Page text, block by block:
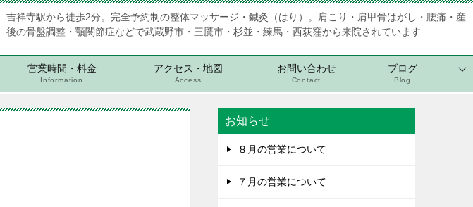
吉祥寺駅から徒歩2分。完全予約制の整体マッサージ・鍼灸（はり）。肩こり・肩甲骨はがし・腰痛・産
後の骨盤調整・顎関節症などで武蔵野市・三鷹市・杉並・練馬・西荻窪から来院されています
営業時間・料金
Information
アクセス・地図
Access
お問い合わせ
Contact
ブログ
Blog
お知らせ
８月の営業について
７月の営業について